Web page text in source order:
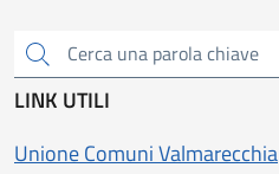
Cerca una parola chiave
LINK UTILI
Unione Comuni Valmarecchia